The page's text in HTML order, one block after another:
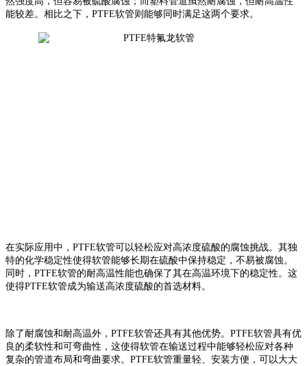
能较差。相比之下，PTFE软管则能够同时满足这两个要求。
在实际应用中，PTFE软管可以轻松应对高浓度硫酸的腐蚀挑战。其独
特的化学稳定性使得软管能够长期在硫酸中保持稳定，不易被腐蚀。
同时，PTFE软管的耐高温性能也确保了其在高温环境下的稳定性。这
使得PTFE软管成为输送高浓度硫酸的首选材料。
除了耐腐蚀和耐高温外，PTFE软管还具有其他优势。PTFE软管具有优
良的柔软性和可弯曲性，这使得软管在输送过程中能够轻松应对各种
复杂的管道布局和弯曲要求。PTFE软管重量轻、安装方便，可以大大